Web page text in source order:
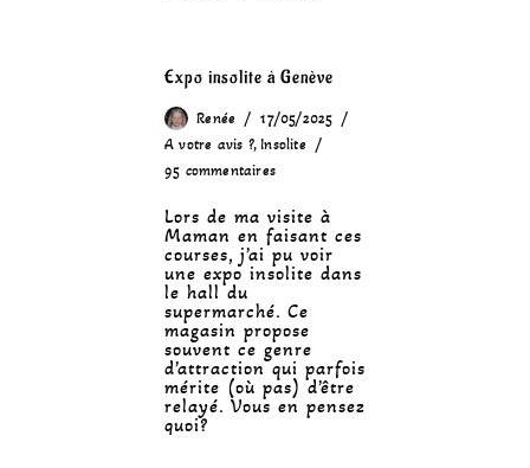
Expo insolite à Genève
Renée
17/05/2025
A votre avis ?,Insolite
95 commentaires
Lors de ma visite à
Maman en faisant ces
courses, j’ai pu voir
une expo insolite dans
le hall du
supermarché. Ce
magasin propose
souvent ce genre
d’attraction qui parfois
mérite (où pas) d’être
relayé. Vous en pensez
quoi?